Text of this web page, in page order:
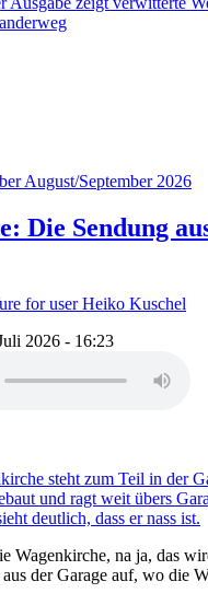
August/September 2026
Die Sendung
2026 - 16:23
Wagenkirche, na ja, das
der Garage auf, wo die